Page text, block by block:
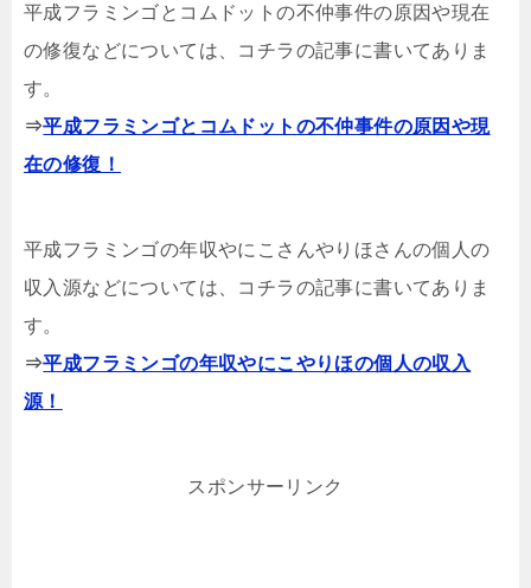
平成フラミンゴとコムドットの不仲事件の原因や現在
の修復などについては、コチラの記事に書いてありま
す。
⇒平成フラミンゴとコムドットの不仲事件の原因や現
在の修復！
平成フラミンゴの年収やにこさんやりほさんの個人の
収入源などについては、コチラの記事に書いてありま
す。
⇒平成フラミンゴの年収やにこやりほの個人の収入
源！
スポンサーリンク